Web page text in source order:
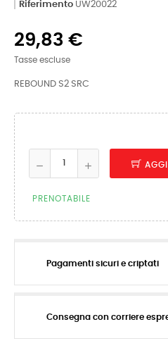
Riferimento UW20022
29,83 €
Tasse escluse
REBOUND S2 SRC
PRENOTABILE
Pagamenti sicuri e criptati
Consegna con corriere